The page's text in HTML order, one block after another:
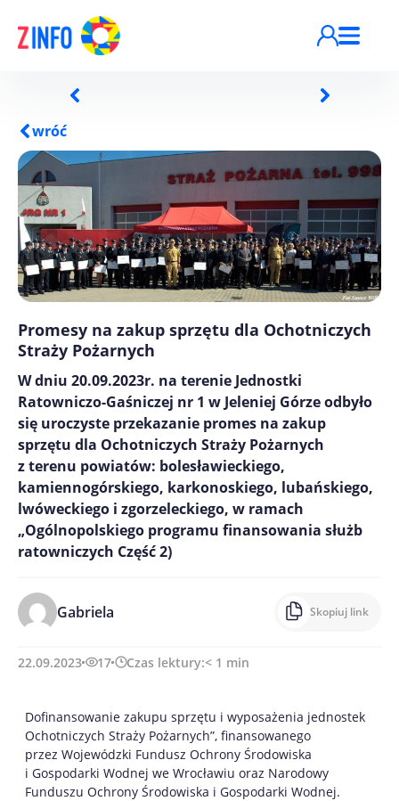
wróć
Promesy na zakup sprzętu dla Ochotniczych
Straży Pożarnych
W dniu 20.09.2023r. na terenie Jednostki
Ratowniczo-Gaśniczej nr 1 w Jeleniej Górze odbyło
się uroczyste przekazanie promes na zakup
sprzętu dla Ochotniczych Straży Pożarnych
z terenu powiatów: bolesławieckiego,
kamiennogórskiego, karkonoskiego, lubańskiego,
lwóweckiego i zgorzeleckiego, w ramach
„Ogólnopolskiego programu finansowania służb
ratowniczych Część 2)
Gabriela Skopiuj link
22.09.2023 17 Czas lektury:< 1 min
Dofinansowanie zakupu sprzętu i wyposażenia jednostek
Ochotniczych Straży Pożarnych”, finansowanego
przez Wojewódzki Fundusz Ochrony Środowiska
i Gospodarki Wodnej we Wrocławiu oraz Narodowy
Funduszu Ochrony Środowiska i Gospodarki Wodnej.